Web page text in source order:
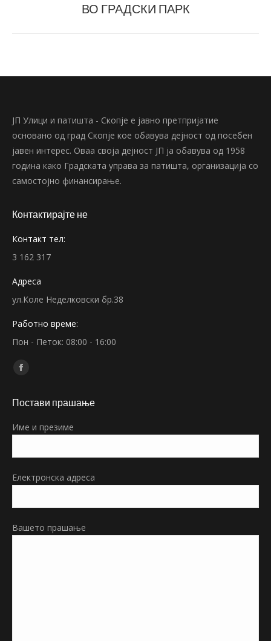
post:
ВО ГРАДСКИ ПАРК
ЈП Улици и патишта - Скопје е јавно претпријатие
основано од град Скопје кое обавува дејност од посебен
јавен интерес. Оваа своја дејност ЈП ја обавува од 1958
година како Градската управа за патишта, организација со
самостојно финансирање.
Контактирајте не
Контакт тел:
3 162 317
Адреса
ул.Коле Неделковски бр.38
Работно време:
Пон - Петок: 08:00 - 16:00
Find us on:
Facebook
opens
new
Постави прашање
Име и презиме
Електронска адреса
Вашето прашање